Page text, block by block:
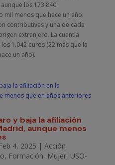
los 173.840
mil menos que hace un año.
contributivas y una de cada
extranjero. La cuantía
1.042 euros (22 más que la
un año).
y baja la afiliación
aunque menos
Feb 4, 2025 | Acción
, Formación, Mujer, USO-